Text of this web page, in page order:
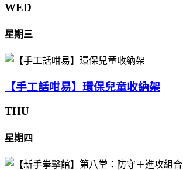
WED
星期三
【手工話咁易】環保兒童收納架
THU
星期四